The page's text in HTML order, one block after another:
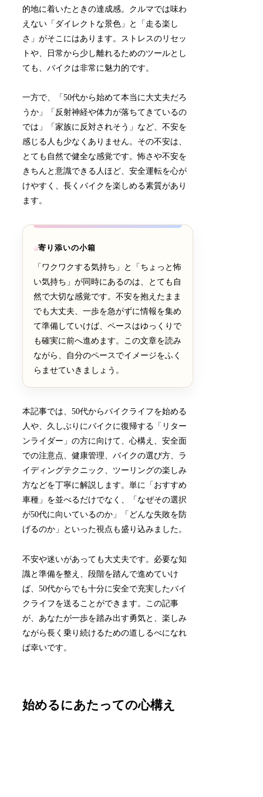
的地に着いたときの達成感。クルマでは味わ
えない「ダイレクトな景色」と「走る楽し
さ」がそこにはあります。ストレスのリセッ
トや、日常から少し離れるためのツールとし
ても、バイクは非常に魅力的です。
一方で、「50代から始めて本当に大丈夫だろ
うか」「反射神経や体力が落ちてきているの
では」「家族に反対されそう」など、不安を
感じる人も少なくありません。その不安は、
とても自然で健全な感覚です。怖さや不安を
きちんと意識できる人ほど、安全運転を心が
けやすく、長くバイクを楽しめる素質があり
ます。
寄り添いの小箱
「ワクワクする気持ち」と「ちょっと怖
い気持ち」が同時にあるのは、とても自
然で大切な感覚です。不安を抱えたまま
でも大丈夫、一歩を急がずに情報を集め
て準備していけば、ペースはゆっくりで
も確実に前へ進めます。この文章を読み
ながら、自分のペースでイメージをふく
らませていきましょう。
本記事では、50代からバイクライフを始める
人や、久しぶりにバイクに復帰する「リター
ンライダー」の方に向けて、心構え、安全面
での注意点、健康管理、バイクの選び方、ラ
イディングテクニック、ツーリングの楽しみ
方などを丁寧に解説します。単に「おすすめ
車種」を並べるだけでなく、「なぜその選択
が50代に向いているのか」「どんな失敗を防
げるのか」といった視点も盛り込みました。
不安や迷いがあっても大丈夫です。必要な知
識と準備を整え、段階を踏んで進めていけ
ば、50代からでも十分に安全で充実したバイ
クライフを送ることができます。この記事
が、あなたが一歩を踏み出す勇気と、楽しみ
ながら長く乗り続けるための道しるべになれ
ば幸いです。
始めるにあたっての心構え